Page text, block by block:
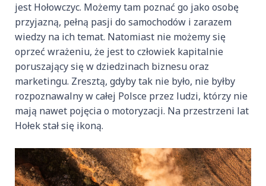
jest Hołowczyc. Możemy tam poznać go jako osobę
przyjazną, pełną pasji do samochodów i zarazem
wiedzy na ich temat. Natomiast nie możemy się
oprzeć wrażeniu, że jest to człowiek kapitalnie
poruszający się w dziedzinach biznesu oraz
marketingu. Zresztą, gdyby tak nie było, nie byłby
rozpoznawalny w całej Polsce przez ludzi, którzy nie
mają nawet pojęcia o motoryzacji. Na przestrzeni lat
Hołek stał się ikoną.